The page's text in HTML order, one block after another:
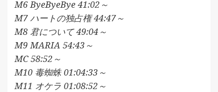
M6 ByeByeBye 41:02～
M7 ハートの独占権 44:47～
M8 君について 49:04～
M9 MARIA 54:43～
MC 58:52～
M10 毒蜘蛛 01:04:33～
M11 オケラ 01:08:52～